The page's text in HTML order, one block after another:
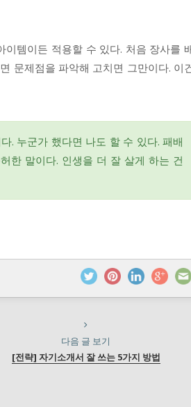
템이든 적용할 수 있다. 처음 장사를
문제점을 파악해 고치면 그만이다. 이
. 누군가 했다면 나도 할 수 있다. 패배
한 말이다. 인생을 더 잘 살게 하는 건
다음 글 보기
[전략] 자기소개서 잘 쓰는 5가지 방법